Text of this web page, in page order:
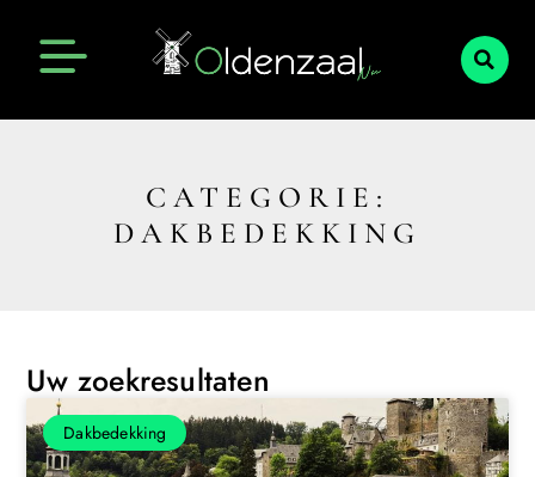
CATEGORIE:
DAKBEDEKKING
Uw zoekresultaten
Dakbedekking